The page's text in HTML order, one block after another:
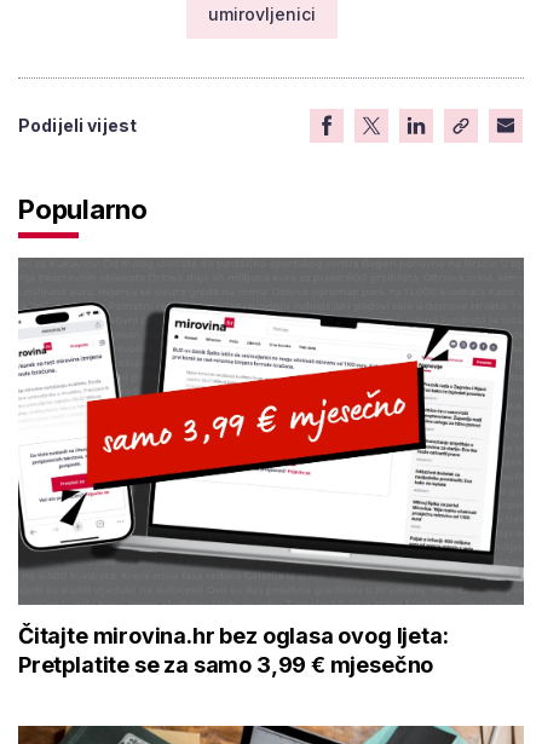
umirovljenici
Podijeli vijest
Popularno
Čitajte mirovina.hr bez oglasa ovog ljeta:
Pretplatite se za samo 3,99 € mjesečno